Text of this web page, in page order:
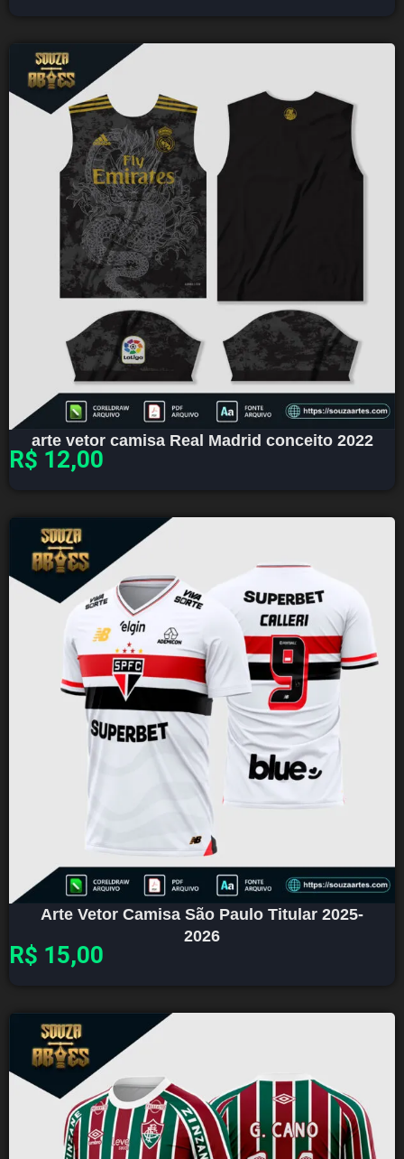
arte vetor camisa Real Madrid conceito 2022
R$ 12,00
Arte Vetor Camisa São Paulo Titular 2025-
2026
R$ 15,00